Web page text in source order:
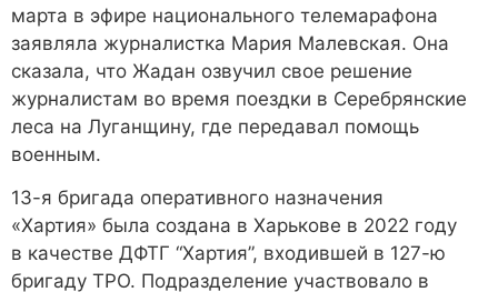
марта в эфире национального телемарафона
заявляла журналистка Мария Малевская. Она
сказала, что Жадан озвучил свое решение
журналистам во время поездки в Серебрянские
леса на Луганщину, где передавал помощь
военным.
13-я бригада оперативного назначения
«Хартия» была создана в Харькове в 2022 году
в качестве ДФТГ “Хартия”, входившей в 127-ю
бригаду ТРО. Подразделение участвовало в